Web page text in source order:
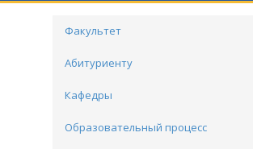
Факультет
Абитуриенту
Кафедры
Образовательный процесс